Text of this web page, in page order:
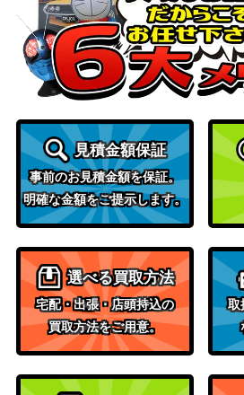
蒸気孔/Steam Vents【GRN】
vel[JOU]《日》
マナの残響/Mana Echoes[ONS]《日》
歓楽の神、ゼナゴス/Xenagos, God of
Revels[BNG]《日》
霧深い雨林/Misty Rainforest [MH2]
見積金額保証
事前のお見積金額を保証。
明確な金額をご提示します。
選べる買取方法
宅配・出張・店頭持込の
買取方法をご用意。
取